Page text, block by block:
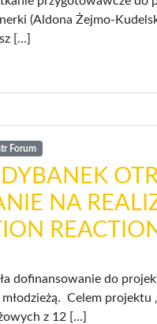
(Aldona Żejmo-
[…]
Forum
NA
dofinansowanie do
Celem projektu
z 12 […]